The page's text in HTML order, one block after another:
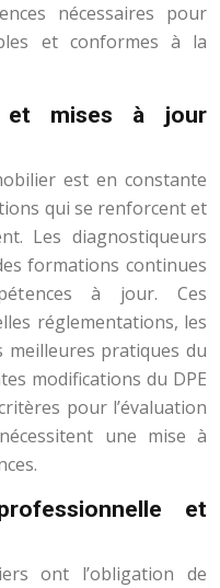
nécessaires pour
et conformes à la
et mises à jour
est en constante
qui se renforcent et
Les diagnostiqueurs
formations continues
à jour. Ces
réglementations, les
meilleures pratiques du
modifications du DPE
pour l’évaluation
une mise à
et
ont l’obligation de